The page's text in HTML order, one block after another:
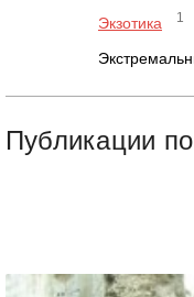
Экзотика 1
Публикации